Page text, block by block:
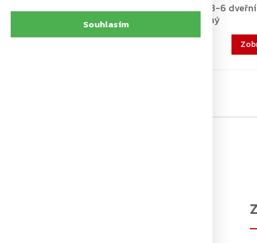
Souhlasím
3-6 dveřní zavírač ASSA ABLOY DC300DA EN 3-6 dveřní
zavírač bez ramínka, stříbrný
3 109 Kč
226 806 200